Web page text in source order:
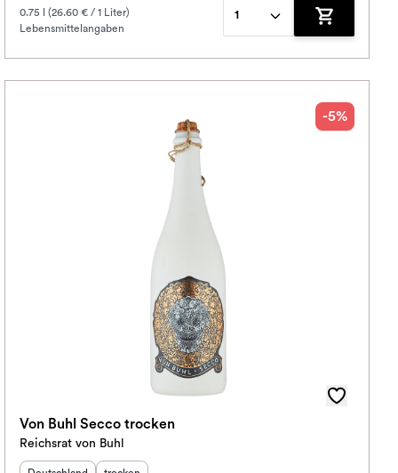
hinzufügen
0.75 l (26.60 € / 1 Liter)
Lebensmittelangaben
1
Zum
-5%
Von Buhl Secco trocken
Reichsrat von Buhl